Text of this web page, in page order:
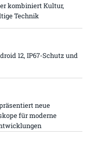
kombiniert Kultur,
Technik
12, IP67-Schutz und
neue
für moderne